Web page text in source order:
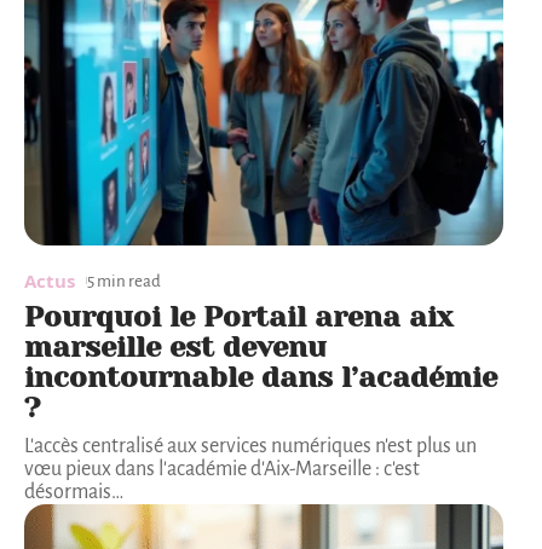
Actus 5 min read
Pourquoi le Portail arena aix
marseille est devenu
incontournable dans l’académie
?
L'accès centralisé aux services numériques n'est plus un
vœu pieux dans l'académie d'Aix-Marseille : c'est
désormais…